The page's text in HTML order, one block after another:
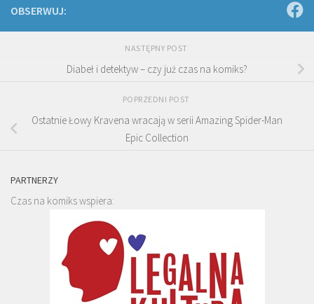
OBSERWUJ:
NASTĘPNY POST
Diabeł i detektyw – czy już czas na komiks?
POPRZEDNI POST
Ostatnie Łowy Kravena wracają w serii Amazing Spider-Man
Epic Collection
PARTNERZY
Czas na komiks wspiera: